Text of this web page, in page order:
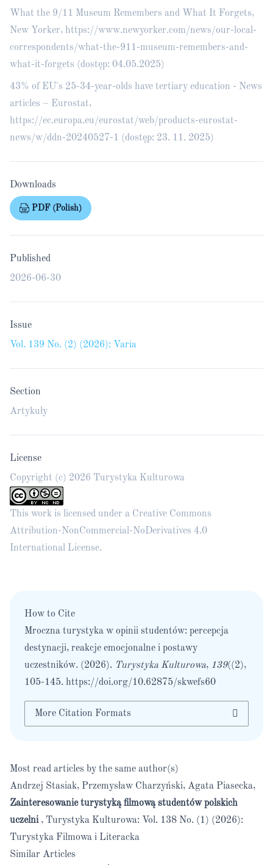
What the 9/11 Museum Remembers and What It Forgets,
New Yorker, https://www.newyorker.com/news/our-local-
correspondents/what-the-911-museum-remembers-and-
what-it-forgets (dostęp: 04.05.2025)
43% of EU's 25-34-year-olds have tertiary education - News
articles – Eurostat,
https://ec.europa.eu/eurostat/web/products-eurostat-
news/w/ddn-20240527-1 (dostęp: 23. 11. 2025)
Downloads
PDF (Polish)
Published
2026-06-30
Issue
Vol. 139 No. (2) (2026): Varia
Section
Artykuły
License
Copyright (c) 2026 Turystyka Kulturowa
This work is licensed under a Creative Commons
Attribution-NonCommercial-NoDerivatives 4.0
International License.
How to Cite
Mroczna turystyka w opinii studentów: percepcja
destynacji, reakcje emocjonalne i postawy
uczestników. (2026). Turystyka Kulturowa, 139((2),
105-145. https://doi.org/10.62875/skwefs60
More Citation Formats
Most read articles by the same author(s)
Andrzej Stasiak, Przemysław Charzyński, Agata Piasecka,
Zainteresowanie turystyką filmową studentów polskich
uczelni , Turystyka Kulturowa: Vol. 138 No. (1) (2026):
Turystyka Filmowa i Literacka
Similar Articles